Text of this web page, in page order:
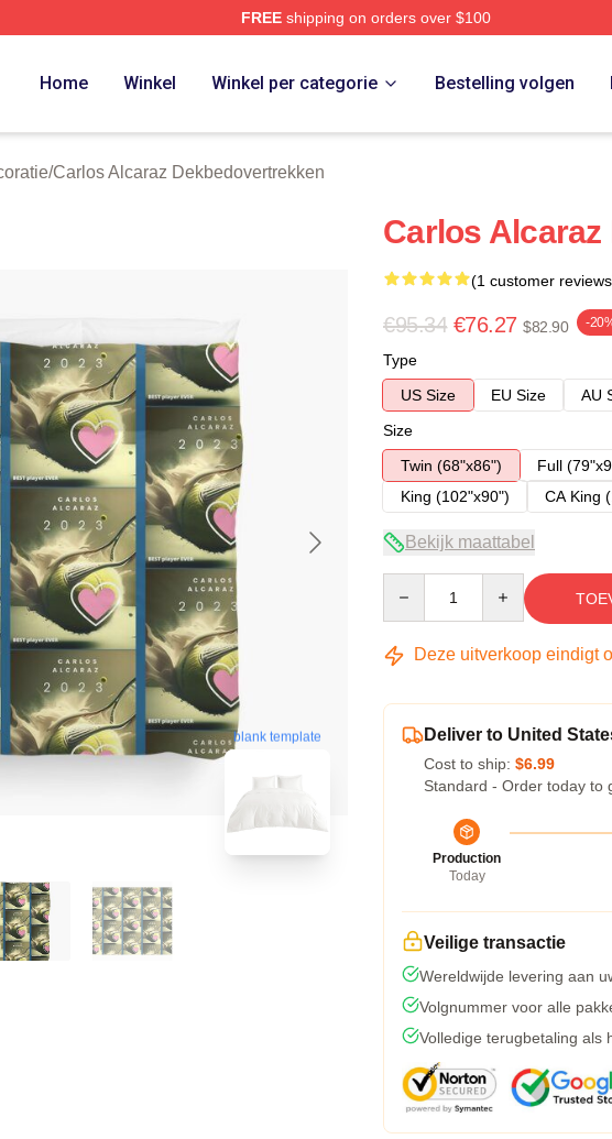
FREEshipping on orders over $100
Home Winkel Winkel per categorie Bestelling volgen
/Carlos Alcaraz Dekbedovertrekken
blank template
Carlos
(1 customer
€95.34 €76.27 $82.90 -
Type
US Size
EU Size
AU
Size
Twin (68"x86")
Full
King (102"x90")
CA King
Bekijk maattabel
Deze uitverkoop eindigt
Deliver to United
Cost to ship: $6.99
Standard - Order today to
Production
Today
Veilige transactie
Wereldwijde levering aan
Volgnummer voor alle
Volledige terugbetaling als